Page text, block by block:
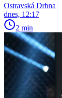
Ostravská Drbna
dnes, 12:17
2 min